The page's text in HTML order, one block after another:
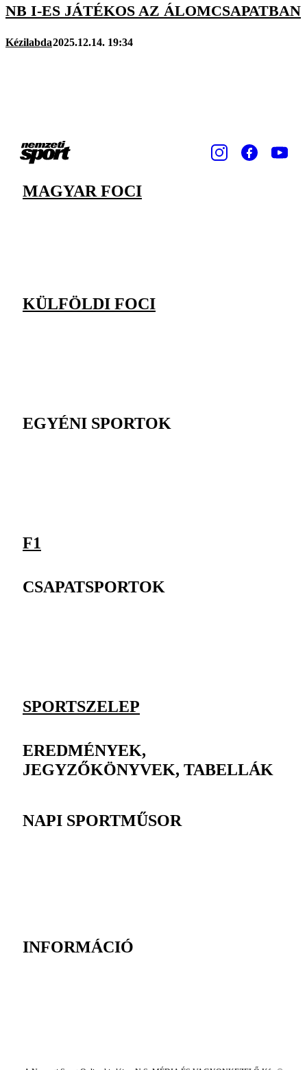
NB I-ES JÁTÉKOS AZ ÁLOMCSAPATBAN
Kézilabda2025.12.14. 19:34
MAGYAR FOCI
KÜLFÖLDI FOCI
EGYÉNI SPORTOK
F1
CSAPATSPORTOK
SPORTSZELEP
EREDMÉNYEK,
JEGYZŐKÖNYVEK, TABELLÁK
NAPI SPORTMŰSOR
INFORMÁCIÓ